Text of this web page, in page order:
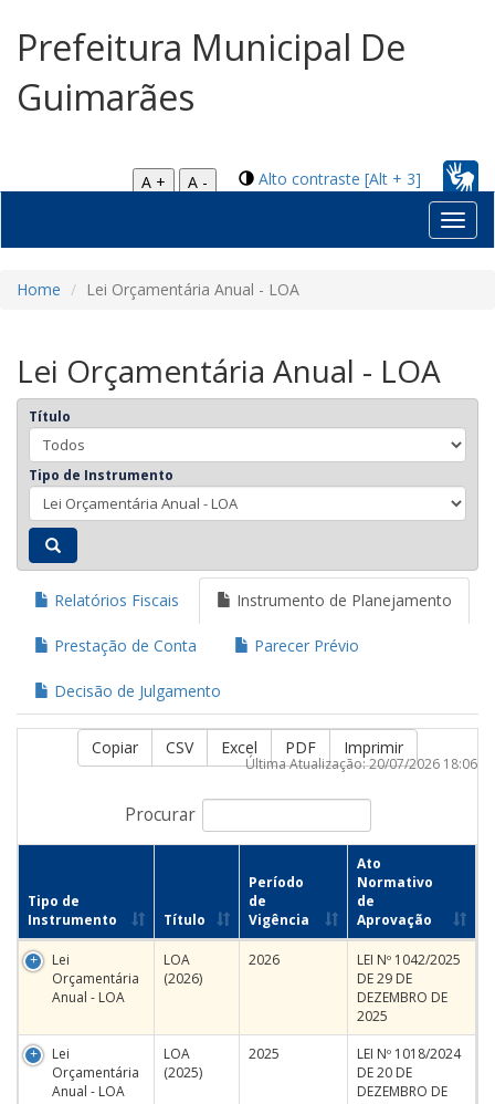
Prefeitura Municipal De
Guimarães
Alto contraste [Alt + 3]
A +
A -
Home Lei Orçamentária Anual - LOA
Lei Orçamentária Anual - LOA
Título
Tipo de Instrumento
Relatórios Fiscais Instrumento de Planejamento
Prestação de Conta Parecer Prévio
Decisão de Julgamento
Copiar CSV Excel PDF Imprimir
Procurar
Última Atualização: 20/07/2026 18:06
Tipo de
Instrumento
Título
Período
de
Vigência
Ato
Normativo
de
Aprovação
Lei
Orçamentária
Anual - LOA
LOA
(2026)
2026
LEI Nº 1042/2025
DE 29 DE
DEZEMBRO DE
2025
Lei
Orçamentária
Anual - LOA
LOA
(2025)
2025
LEI Nº 1018/2024
DE 20 DE
DEZEMBRO DE